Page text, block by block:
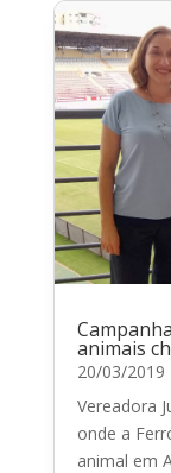
animais
20/03/2019
Vereadora
onde a
animal em